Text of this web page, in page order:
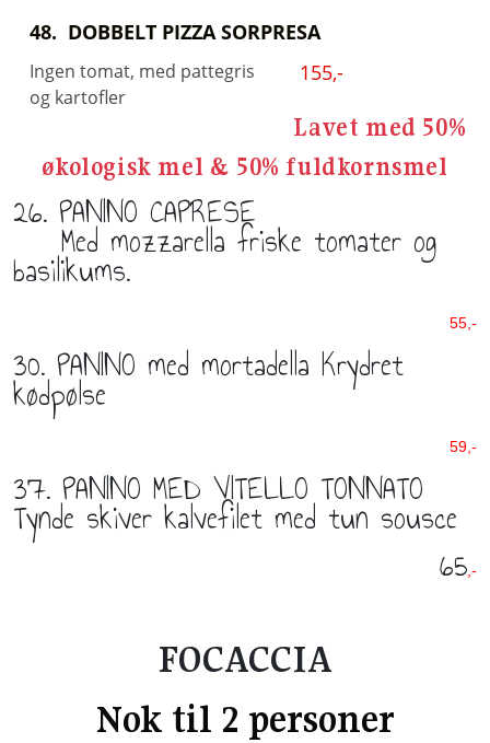
48. DOBBELT PIZZA SORPRESA
Ingen tomat, med pattegris
og kartofler
155,-
Lavet med 50%
økologisk mel & 50% fuldkornsmel
26. PANINO CAPRESE
Med mozzarella friske tomater og
basilikums.
55,-
30. PANINO med mortadella Krydret
kødpølse
59,-
37. PANINO MED VITELLO TONNATO
Tynde skiver kalvefilet med tun sousce
65 ,-
FOCACCIA
Nok til 2 personer